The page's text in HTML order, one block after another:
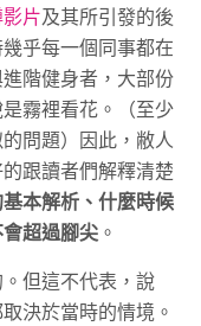
片及其所引發的後
乎每一個同事都在
階健身者，大部份
霧裡看花。（至少
問題）因此，敝人
跟讀者們解釋清楚
本解析、什麼時候
超過腳尖 。
但這不代表，說
決於當時的情境。